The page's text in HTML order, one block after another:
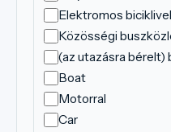
Elektromos biciklivel
Közösségi
(az utazásra bérelt)
Boat
Motorral
Car